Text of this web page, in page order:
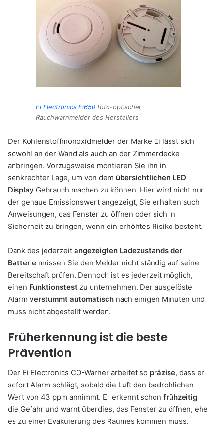
Ei Electronics Ei650 foto-optischer
Rauchwarnmelder des Herstellers
Der Kohlenstoffmonoxidmelder der Marke Ei lässt sich
sowohl an der Wand als auch an der Zimmerdecke
anbringen. Vorzugsweise montieren Sie ihn in
senkrechter Lage, um von dem übersichtlichen LED
Display Gebrauch machen zu können. Hier wird nicht nur
der genaue Emissionswert angezeigt, Sie erhalten auch
Anweisungen, das Fenster zu öffnen oder sich in
Sicherheit zu bringen, wenn ein erhöhtes Risiko besteht.
Dank des jederzeit angezeigten Ladezustands der
Batterie müssen Sie den Melder nicht ständig auf seine
Bereitschaft prüfen. Dennoch ist es jederzeit möglich,
einen Funktionstest zu unternehmen. Der ausgelöste
Alarm verstummt automatisch nach einigen Minuten und
muss nicht abgestellt werden.
Früherkennung ist die beste
Prävention
Der Ei Electronics CO-Warner arbeitet so präzise, dass er
sofort Alarm schlägt, sobald die Luft den bedrohlichen
Wert von 43 ppm annimmt. Er erkennt schon frühzeitig
die Gefahr und warnt überdies, das Fenster zu öffnen, ehe
es zu einer Evakuierung des Raumes kommen muss.